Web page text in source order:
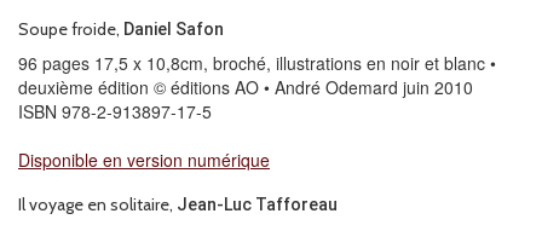
Soupe froide, Daniel Safon
96 pages 17,5 x 10,8cm, broché, illustrations en noir et blanc •
deuxième édition © éditions AO • André Odemard juin 2010
ISBN 978-2-913897-17-5
Disponible en version numérique
Il voyage en solitaire, Jean-Luc Tafforeau